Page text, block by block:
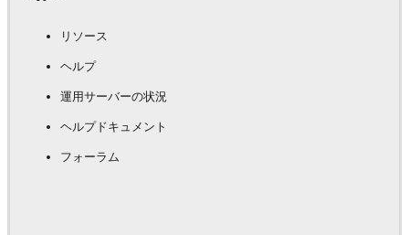
リソース
ヘルプ
運用サーバーの状況
ヘルプドキュメント
フォーラム